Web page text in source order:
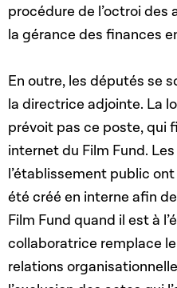
procédure de l’octroi des
la gérance des finances
En outre, les députés se
la directrice adjointe. La
prévoit pas ce poste, qui
internet du Film Fund.
l’établissement public
été créé en interne afin
Film Fund quand il est à
collaboratrice remplace
relations